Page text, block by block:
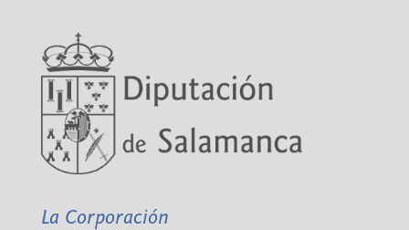
La Corporación